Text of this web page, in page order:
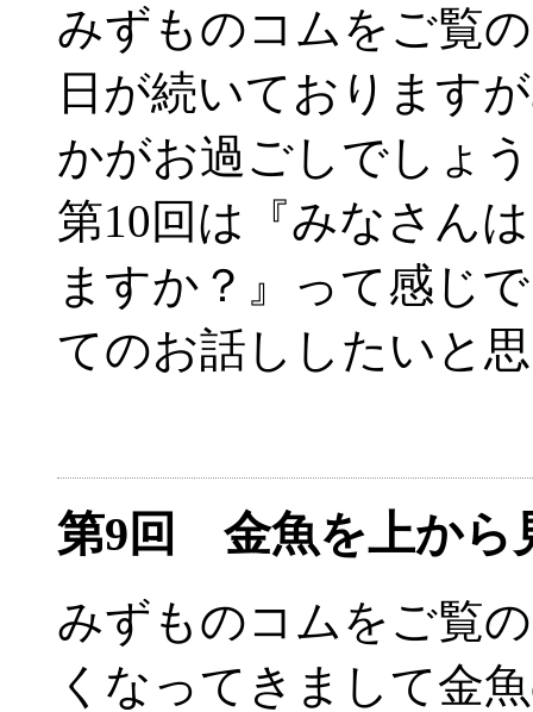
みずものコムをご覧
日が続いております
かがお過ごしでしょ
第10回は『みなさん
ますか？』って感じ
てのお話ししたいと
第9回 金魚を上か
みずものコムをご覧
くなってきまして金